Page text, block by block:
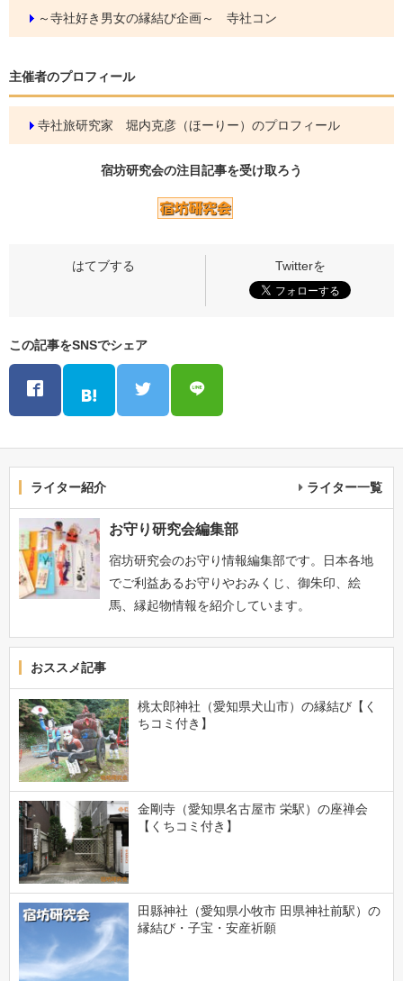
～寺社好き男女の縁結び企画～ 寺社コン
主催者のプロフィール
寺社旅研究家 堀内克彦（ほーりー）のプロフィール
宿坊研究会の注目記事を受け取ろう
この記事をSNSでシェア
ライター紹介 ライター一覧
お守り研究会編集部
宿坊研究会のお守り情報編集部です。日本各地
でご利益あるお守りやおみくじ、御朱印、絵
馬、縁起物情報を紹介しています。
おススメ記事
桃太郎神社（愛知県犬山市）の縁結び【く
ちコミ付き】
金剛寺（愛知県名古屋市 栄駅）の座禅会
【くちコミ付き】
田縣神社（愛知県小牧市 田県神社前駅）の
縁結び・子宝・安産祈願